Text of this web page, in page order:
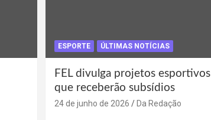
ESPORTE ÚLTIMAS NOTÍCIAS
FEL divulga projetos esportivos
que receberão subsídios
24 de junho de 2026 Da Redação